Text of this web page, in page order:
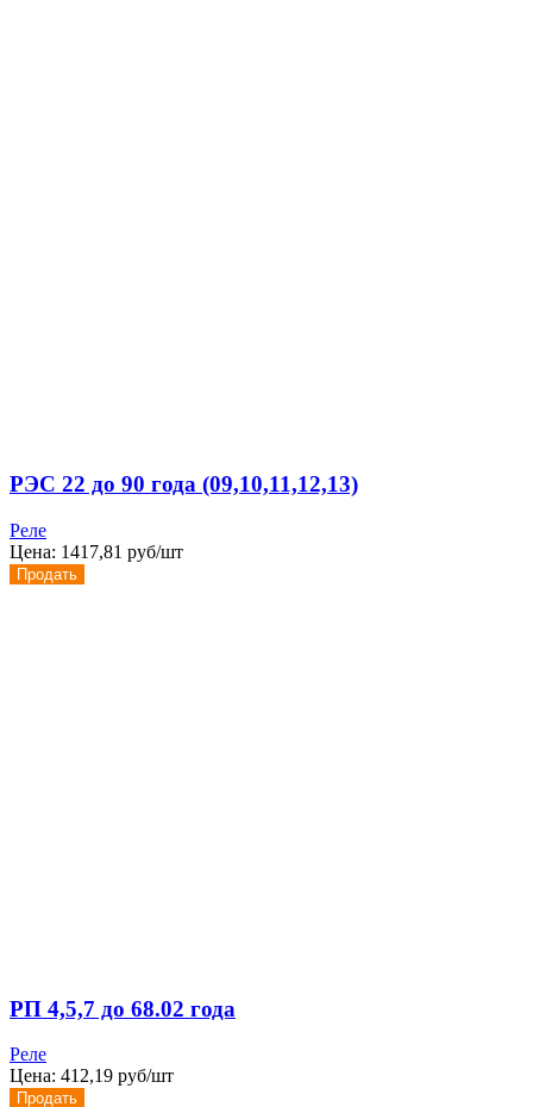
РЭС 22 до 90 года (09,10,11,12,13)
Реле
Цена: 1417,81 руб/шт
Продать
РП 4,5,7 до 68.02 года
Реле
Цена: 412,19 руб/шт
Продать